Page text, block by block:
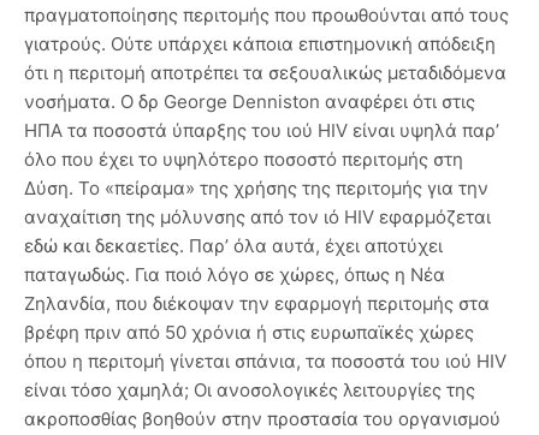
πραγματοποίησης περιτομής που προωθούνται από τους
γιατρούς. Ούτε υπάρχει κάποια επιστημονική απόδειξη
ότι η περιτομή αποτρέπει τα σεξουαλικώς μεταδιδόμενα
νοσήματα. Ο δρ George Denniston αναφέρει ότι στις
ΗΠΑ τα ποσοστά ύπαρξης του ιού HIV είναι υψηλά παρ’
όλο που έχει το υψηλότερο ποσοστό περιτομής στη
Δύση. Το «πείραμα» της χρήσης της περιτομής για την
αναχαίτιση της μόλυνσης από τον ιό HIV εφαρμόζεται
εδώ και δεκαετίες. Παρ’ όλα αυτά, έχει αποτύχει
παταγωδώς. Για ποιό λόγο σε χώρες, όπως η Νέα
Ζηλανδία, που διέκοψαν την εφαρμογή περιτομής στα
βρέφη πριν από 50 χρόνια ή στις ευρωπαϊκές χώρες
όπου η περιτομή γίνεται σπάνια, τα ποσοστά του ιού HIV
είναι τόσο χαμηλά; Οι ανοσολογικές λειτουργίες της
ακροποσθίας βοηθούν στην προστασία του οργανισμού